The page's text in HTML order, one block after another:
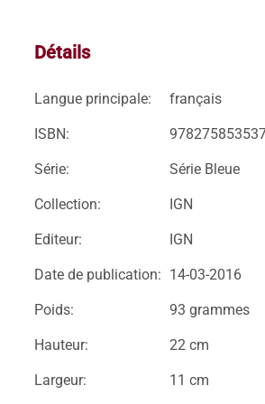
Détails
Langue principale: français
ISBN:
Série: Série Bleue
Collection: IGN
Editeur: IGN
Date de publication: 14-03-2016
Poids: 93 grammes
Hauteur: 22 cm
Largeur: 11 cm